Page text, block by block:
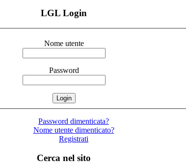
LGL Login
Nome utente
Password
Password dimenticata?
Nome utente dimenticato?
Registrati
Cerca nel sito